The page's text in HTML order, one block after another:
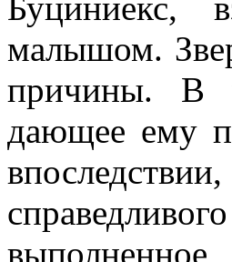
Буциниекс,
малышом.
причины. В
дающее ему
выполненное